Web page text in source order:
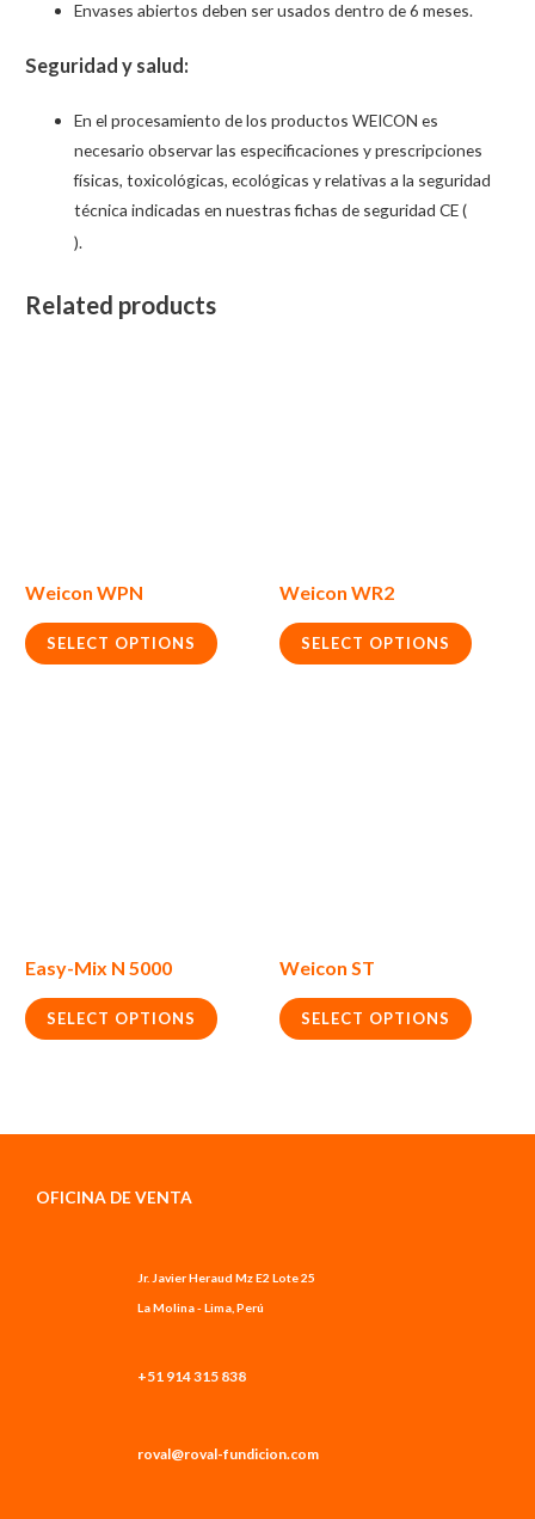
Envases abiertos deben ser usados dentro de 6 meses.
Seguridad y salud:
En el procesamiento de los productos WEICON es
necesario observar las especificaciones y prescripciones
físicas, toxicológicas, ecológicas y relativas a la seguridad
técnica indicadas en nuestras fichas de seguridad CE (
).
Related products
Weicon WPN
SELECT OPTIONS
Weicon WR2
SELECT OPTIONS
Easy-Mix N 5000
SELECT OPTIONS
Weicon ST
SELECT OPTIONS
OFICINA DE VENTA
Jr. Javier Heraud Mz E2 Lote 25
La Molina - Lima, Perú
+51 914 315 838
roval@roval-fundicion.com